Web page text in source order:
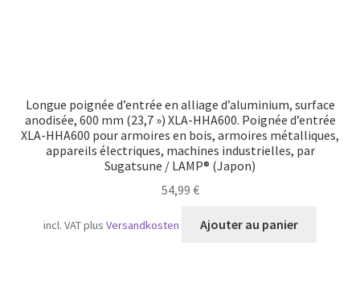
Longue poignée d’entrée en alliage d’aluminium, surface
anodisée, 600 mm (23,7 ») XLA-HHA600. Poignée d’entrée
XLA-HHA600 pour armoires en bois, armoires métalliques,
appareils électriques, machines industrielles, par
Sugatsune / LAMP® (Japon)
54,99 €
incl. VATplusVersandkosten Ajouter au panier